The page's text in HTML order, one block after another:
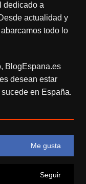
dedicado a
actualidad y
todo lo
BlogEspana.es
desean estar
en España.
Me gusta
Seguir